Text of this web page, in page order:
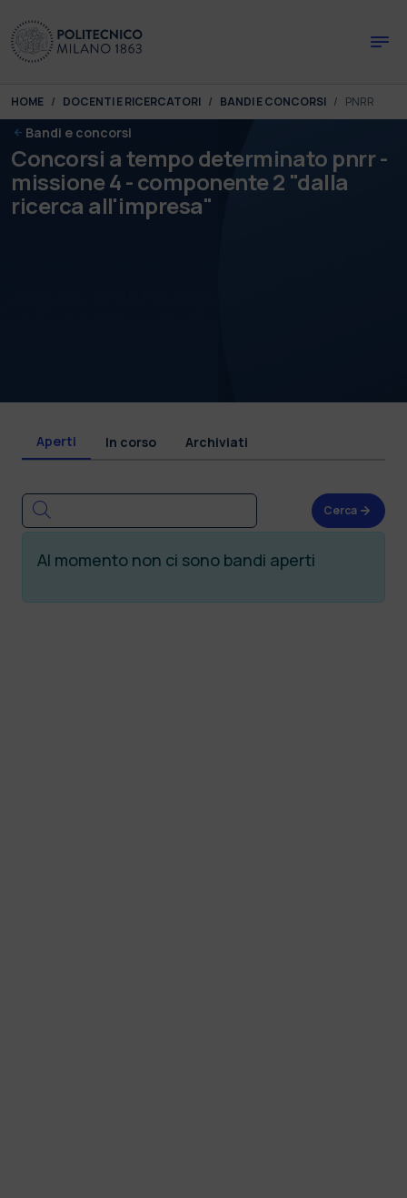
You are here:
HOME DOCENTI E RICERCATORI BANDI E CONCORSI PNRR
Bandi e concorsi
Concorsi a tempo determinato pnrr -
missione 4 - componente 2 "dalla
ricerca all'impresa"
Aperti In corso Archiviati
Cerca
Al momento non ci sono bandi aperti